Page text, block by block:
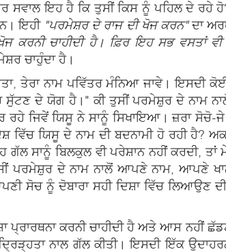
ਇਹ ਹੈ ਕਿ ਤੁਸੀਂ ਕਿਸ ਨੂੰ ਪਹਿਲ ਦੇ ਰਹੇ
ਇਹੀ "ਪਰਮੇਸ਼ਰ ਦੇ ਰਾਜ ਦੀ ਖੋਜ ਕਰਨ"ਦਾ
ਕਰਨੀ ਚਾਹੀਦੀ ਹੈ। ਫ਼ਿਰ ਇਹ ਸਭ ਵਸਤਾਂ
ਚਾਹੁੰਦਾ ਹੈ।
ਤੇਰਾ ਨਾਮ ਪਵਿੱਤਰ ਮੰਨਿਆ ਜਾਵੇ। ਇਸਦੀ
ਸੁੱਟਣ ਦੇ ਯੋਗ ਹੈ।" ਕੀ ਤੁਸੀਂ ਪਰਮੇਸ਼ੁਰ ਦੇ ਨਾਮ
ਰਹੇ ਜਿਵੇਂ ਯਿਸੂ ਨੇ ਸਾਨੂੰ ਸਿਖਾਇਆ। ਜ਼ਰਾ ਸੋਚੋ-ਜੇ
ਵਿੱਚ ਯਿਸੂ ਦੇ ਨਾਮ ਦੀ ਬਦਨਾਮੀ ਹੋ ਰਹੀ ਹੈ?
ਸਾਨੂੰ ਬਿਲਕੁਲ ਵੀ ਪਰੇਸ਼ਾਨ ਨਹੀਂ ਕਰਦੀ,
ਪਰਮੇਸ਼ੁਰ ਦੇ ਨਾਮ ਨਾਲੋਂ ਆਪਣੇ ਨਾਮ, ਆਪਣੇ
ਸੋਚ ਨੂੰ ਦੋਬਾਰਾ ਸਹੀ ਦਿਸ਼ਾ ਵਿੱਚ ਲਿਆਉਣ
ਕਰਨੀ ਚਾਹੀਦੀ ਹੈ ਅਤੇ ਆਸ ਨਹੀਂ
ਨਾਲ ਗੱਲ ਕੀਤੀ। ਇਸਦੀ ਇੱਕ